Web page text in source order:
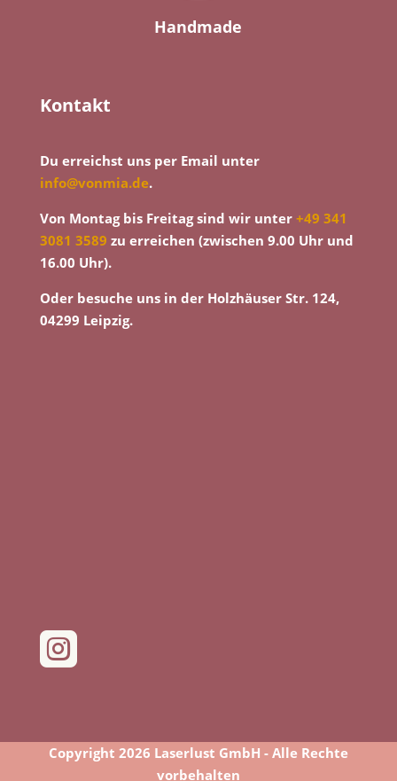
Handmade
Kontakt
Du erreichst uns per Email unter
info@vonmia.de.
Von Montag bis Freitag sind wir unter +49 341
3081 3589 zu erreichen (zwischen 9.00 Uhr und
16.00 Uhr).
Oder besuche uns in der Holzhäuser Str. 124,
04299 Leipzig.

Copyright 2026 Laserlust GmbH - Alle Rechte
vorbehalten